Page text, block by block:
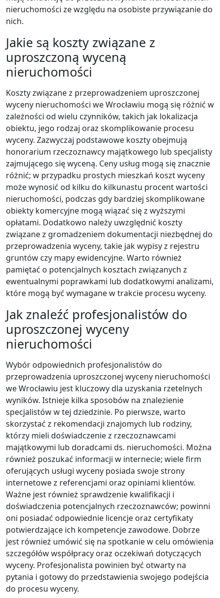
nieruchomości ze względu na osobiste przywiązanie do
nich.
Jakie są koszty związane z
uproszczoną wyceną
nieruchomości
Koszty związane z przeprowadzeniem uproszczonej
wyceny nieruchomości we Wrocławiu mogą się różnić w
zależności od wielu czynników, takich jak lokalizacja
obiektu, jego rodzaj oraz skomplikowanie procesu
wyceny. Zazwyczaj podstawowe koszty obejmują
honorarium rzeczoznawcy majątkowego lub specjalisty
zajmującego się wyceną. Ceny usług mogą się znacznie
różnić; w przypadku prostych mieszkań koszt wyceny
może wynosić od kilku do kilkunastu procent wartości
nieruchomości, podczas gdy bardziej skomplikowane
obiekty komercyjne mogą wiązać się z wyższymi
opłatami. Dodatkowo należy uwzględnić koszty
związane z gromadzeniem dokumentacji niezbędnej do
przeprowadzenia wyceny, takie jak wypisy z rejestru
gruntów czy mapy ewidencyjne. Warto również
pamiętać o potencjalnych kosztach związanych z
ewentualnymi poprawkami lub dodatkowymi analizami,
które mogą być wymagane w trakcie procesu wyceny.
Jak znaleźć profesjonalistów do
uproszczonej wyceny
nieruchomości
Wybór odpowiednich profesjonalistów do
przeprowadzenia uproszczonej wyceny nieruchomości
we Wrocławiu jest kluczowy dla uzyskania rzetelnych
wyników. Istnieje kilka sposobów na znalezienie
specjalistów w tej dziedzinie. Po pierwsze, warto
skorzystać z rekomendacji znajomych lub rodziny,
którzy mieli doświadczenie z rzeczoznawcami
majątkowymi lub doradcami ds. nieruchomości. Można
również poszukać informacji w internecie; wiele firm
oferujących usługi wyceny posiada swoje strony
internetowe z referencjami oraz opiniami klientów.
Ważne jest również sprawdzenie kwalifikacji i
doświadczenia potencjalnych rzeczoznawców; powinni
oni posiadać odpowiednie licencje oraz certyfikaty
potwierdzające ich kompetencje zawodowe. Dobrze
jest również umówić się na spotkanie w celu omówienia
szczegółów współpracy oraz oczekiwań dotyczących
wyceny. Profesjonalista powinien być otwarty na
pytania i gotowy do przedstawienia swojego podejścia
do procesu wyceny.